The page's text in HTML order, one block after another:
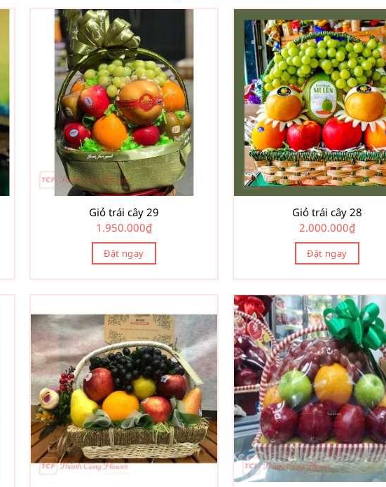
Giỏ trái cây 29
1.950.000₫
Đặt ngay
Giỏ trái cây 28
2.000.000₫
Đặt ngay